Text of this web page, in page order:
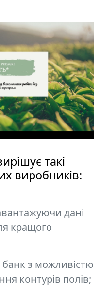
такі
виробників:
дані
кращого
з можливістю
контурів полів;